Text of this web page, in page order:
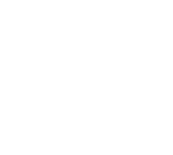
gest či potiahnutia prstom.